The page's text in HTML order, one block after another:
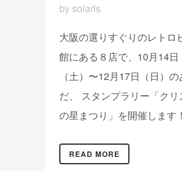
by solaris
大阪の選りすぐりのレトロ
館にある８店で、10月14日
（土）〜12月17日（日）の
だ、 スタンプラリー「クリ
の星まつり」を開催します
READ MORE